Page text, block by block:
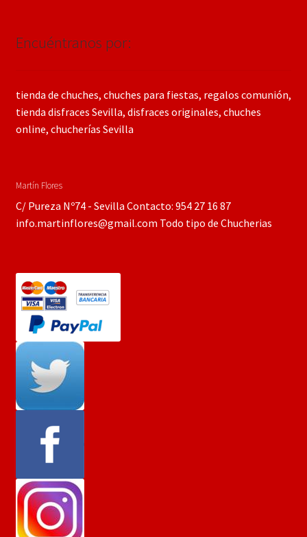
Encuéntranos por:
tienda de chuches, chuches para fiestas, regalos comunión,
tienda disfraces Sevilla, disfraces originales, chuches
online, chucherías Sevilla
Martín Flores
C/ Pureza Nº74 - Sevilla Contacto: 954 27 16 87
info.martinflores@gmail.com Todo tipo de Chucherias